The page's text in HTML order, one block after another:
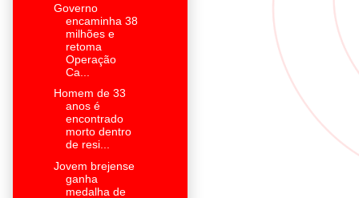
Governo
encaminha 38
milhões e
retoma
Operação
Ca...
Homem de 33
anos é
encontrado
morto dentro
de resi...
Jovem brejense
ganha
medalha de